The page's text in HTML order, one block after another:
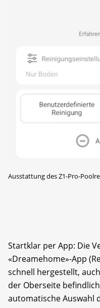
Ausstattung des Z1-Pro-
Startklar per App: Die
«Dreamehome»-App
schnell hergestellt,
der Oberseite
automatische Auswahl